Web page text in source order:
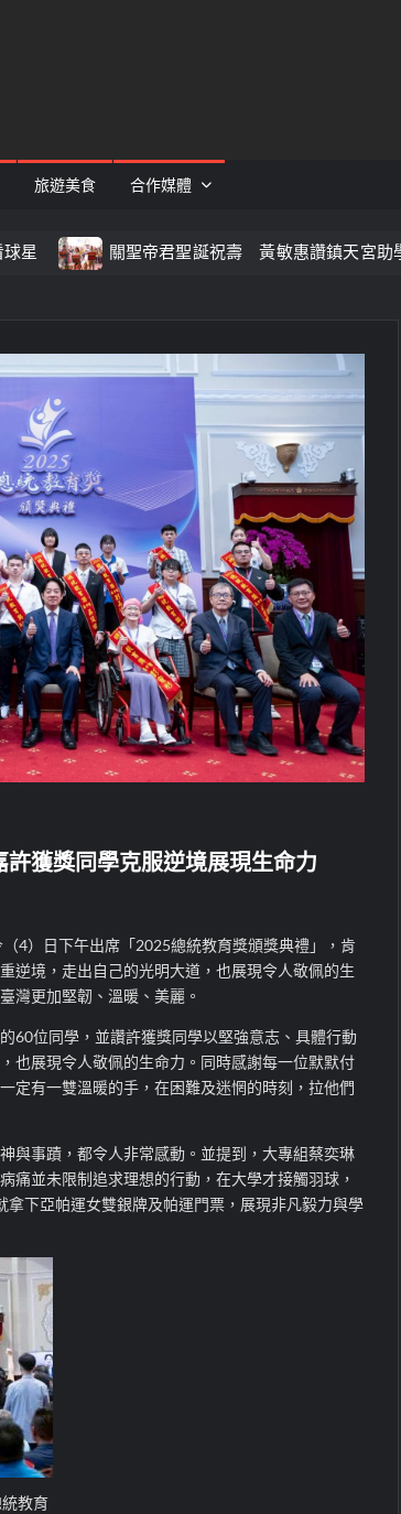
旅遊美食 合作媒體
關聖帝君聖誕祝壽 黃敏惠讚鎮天宮助學行善傳
獲獎同學克服逆境展現生命力
4）日下午出席「2025總統教育獎頒獎典禮」，肯
逆境，走出自己的光明大道，也展現令人敬佩的生
灣更加堅韌、溫暖、美麗。
60位同學，並讚許獲獎同學以堅強意志、具體行動
也展現令人敬佩的生命力。同時感謝每一位默默付
定有一雙溫暖的手，在困難及迷惘的時刻，拉他們
與事蹟，都令人非常感動。並提到，大專組蔡奕琳
痛並未限制追求理想的行動，在大學才接觸羽球，
下亞帕運女雙銀牌及帕運門票，展現非凡毅力與學
教育